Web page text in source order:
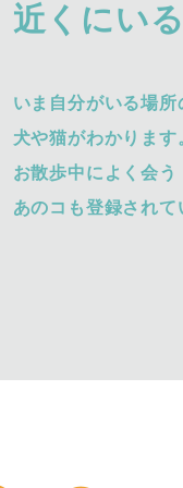
近くにい
いま自分がいる場
犬や猫がわかります
お散歩中によく会う
あのコも登録されて